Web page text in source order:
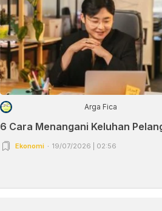
Arga Fica
6 Cara Menangani Keluhan
Ekonomi 19/07/2026 | 02:56